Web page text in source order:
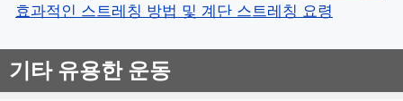
효과적인 스트레칭 방법 및 계단 스트레칭 요령
기타 유용한 운동